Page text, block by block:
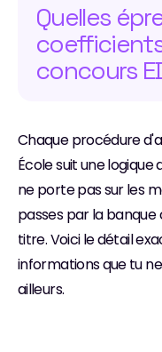
Quelles
concours
Chaque procédure
École suit une
ne porte pas sur les
passes par la banque
titre. Voici le détail
informations que tu
ailleurs.